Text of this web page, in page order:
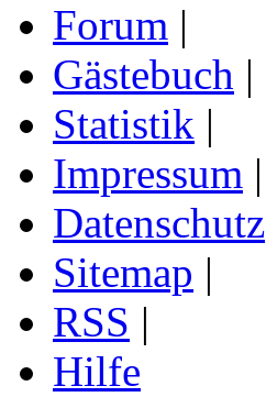
Forum |
Gästebuch |
Statistik |
Impressum |
Datenschutz
Sitemap |
RSS |
Hilfe